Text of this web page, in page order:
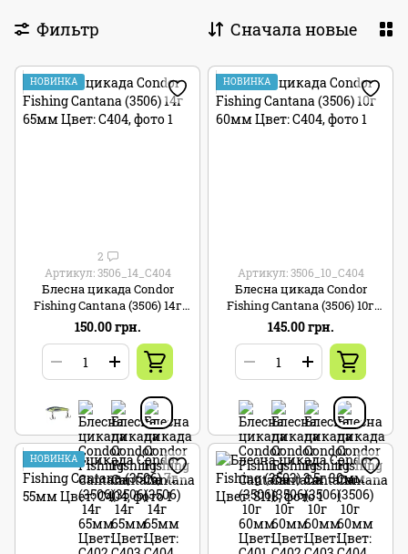
Фильтр Сначала новые
НОВИНКА
2
Артикул: 3506_14_C404
Блесна цикада Condor
Fishing Cantana (3506) 14г
65мм Цвет: C404
150.00 грн.
НОВИНКА
Артикул: 3506_10_C404
Блесна цикада Condor
Fishing Cantana (3506) 10г
60мм Цвет: C404
145.00 грн.
НОВИНКА